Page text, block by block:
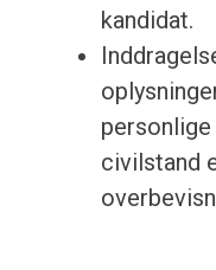
kandidat.
civilstand